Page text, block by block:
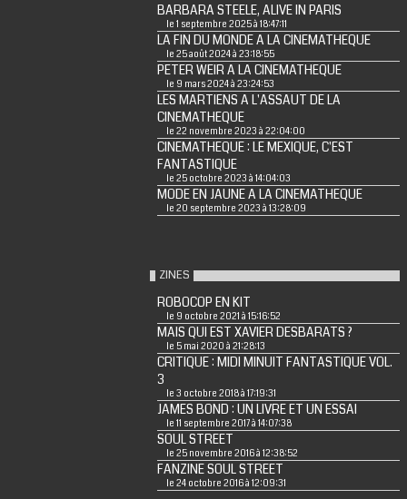
BARBARA STEELE, ALIVE IN PARIS
le 1 septembre 2025 à 18:47:11
LA FIN DU MONDE A LA CINEMATHEQUE
le 25 août 2024 à 23:18:55
PETER WEIR A LA CINEMATHEQUE
le 9 mars 2024 à 23:24:53
LES MARTIENS A L'ASSAUT DE LA
CINEMATHEQUE
le 22 novembre 2023 à 22:04:00
CINEMATHEQUE : LE MEXIQUE, C'EST
FANTASTIQUE
le 25 octobre 2023 à 14:04:03
MODE EN JAUNE A LA CINEMATHEQUE
le 20 septembre 2023 à 13:28:09
ZINES
ROBOCOP EN KIT
le 9 octobre 2021 à 15:16:52
MAIS QUI EST XAVIER DESBARATS ?
le 5 mai 2020 à 21:28:13
CRITIQUE : MIDI MINUIT FANTASTIQUE VOL.
3
le 3 octobre 2018 à 17:19:31
JAMES BOND : UN LIVRE ET UN ESSAI
le 11 septembre 2017 à 14:07:38
SOUL STREET
le 25 novembre 2016 à 12:38:52
FANZINE SOUL STREET
le 24 octobre 2016 à 12:09:31